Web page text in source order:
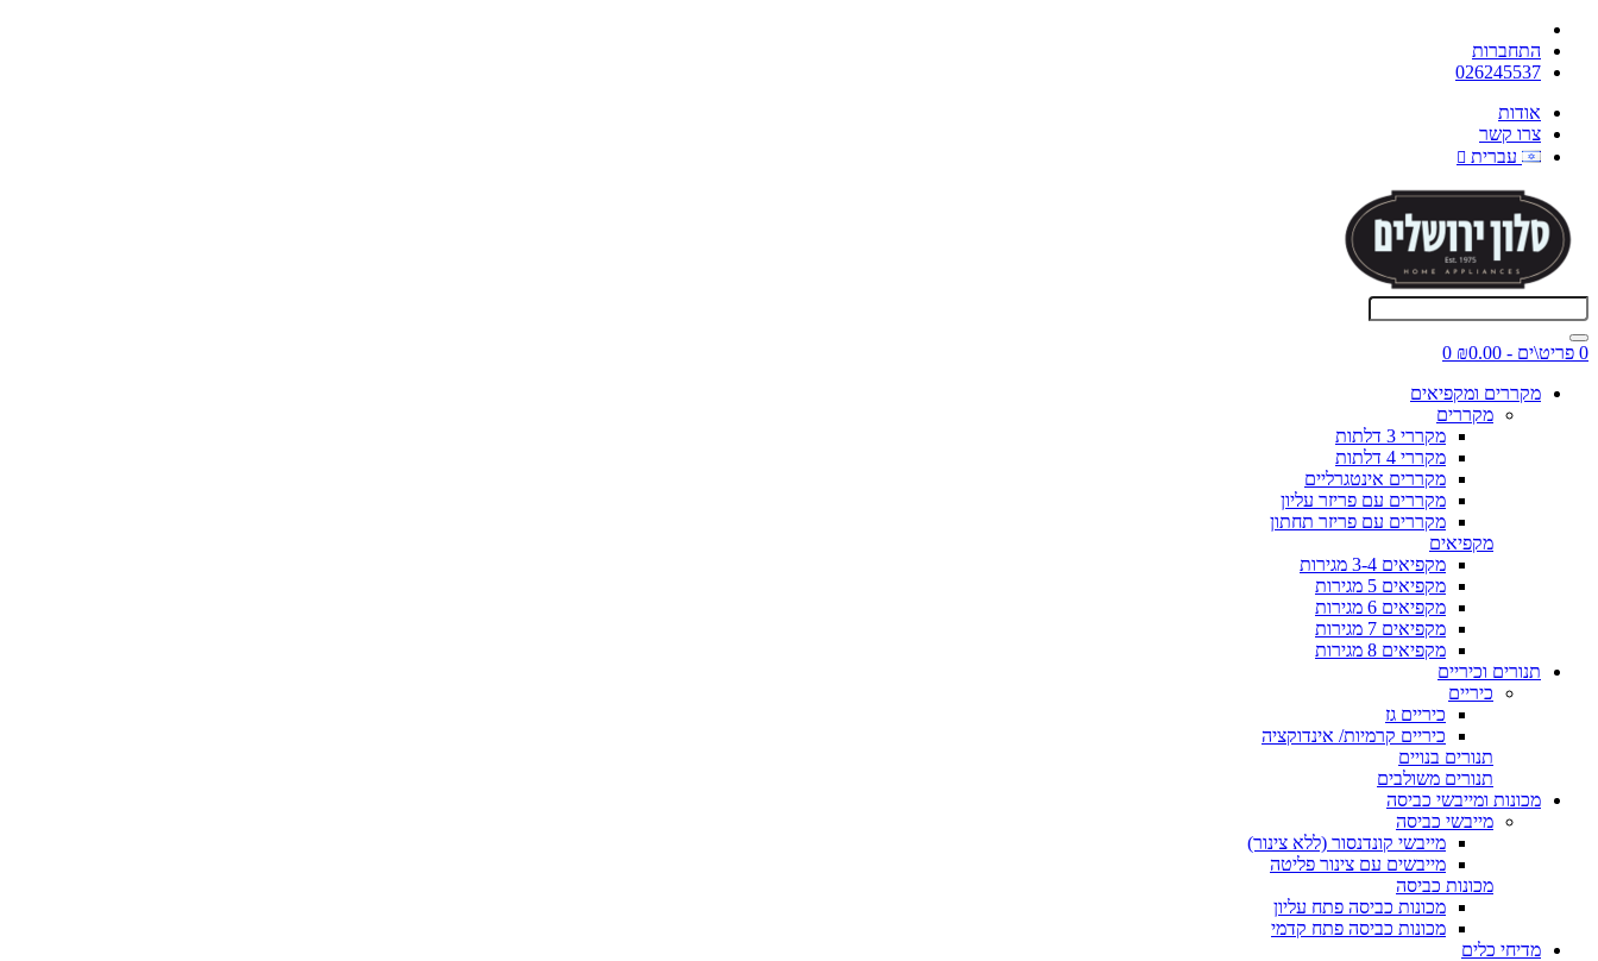
התחברות
026245537
אודות
צרו קשר
עברית
0 פריט\ים - ₪0.00
0
מקררים ומקפיאים
מקררים
מקררי 3 דלתות
מקררי 4 דלתות
מקררים אינטגרליים
מקררים עם פריזר עליון
מקררים עם פריזר תחתון
מקפיאים
מקפיאים 3-4 מגירות
מקפיאים 5 מגירות
מקפיאים 6 מגירות
מקפיאים 7 מגירות
מקפיאים 8 מגירות
תנורים וכיריים
כיריים
כיריים גז
כיריים קרמיות/ אינדוקציה
תנורים בנויים
תנורים משולבים
מכונות ומייבשי כביסה
מייבשי כביסה
מייבשי קונדנסור (ללא צינור)
מייבשים עם צינור פליטה
מכונות כביסה
מכונות כביסה פתח עליון
מכונות כביסה פתח קדמי
מדיחי כלים